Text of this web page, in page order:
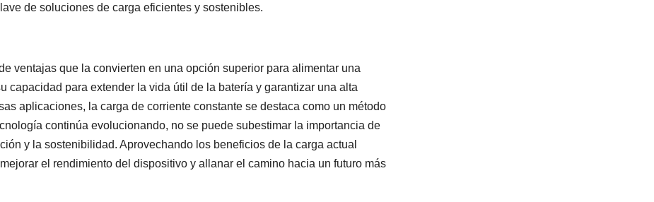
de soluciones de carga eficientes y sostenibles.
ventajas que la convierten en una opción superior para alimentar una
capacidad para extender la vida útil de la batería y garantizar una alta
aplicaciones, la carga de corriente constante se destaca como un método
continúa evolucionando, no se puede subestimar la importancia de
y la sostenibilidad. Aprovechando los beneficios de la carga actual
el rendimiento del dispositivo y allanar el camino hacia un futuro más